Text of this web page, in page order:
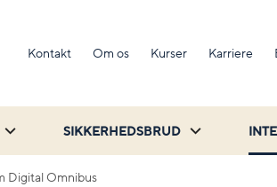
Kontakt Om os Kurser Karriere
SIKKERHEDSBRUD
Digital Omnibus